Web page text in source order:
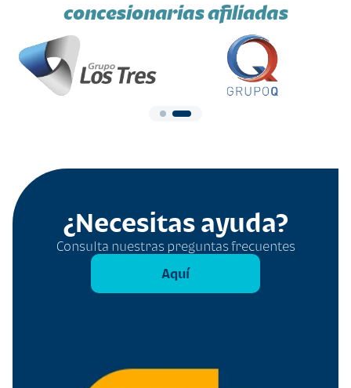
concesionarias afiliadas
¿Necesitas ayuda?
Consulta nuestras preguntas frecuentes
Aquí